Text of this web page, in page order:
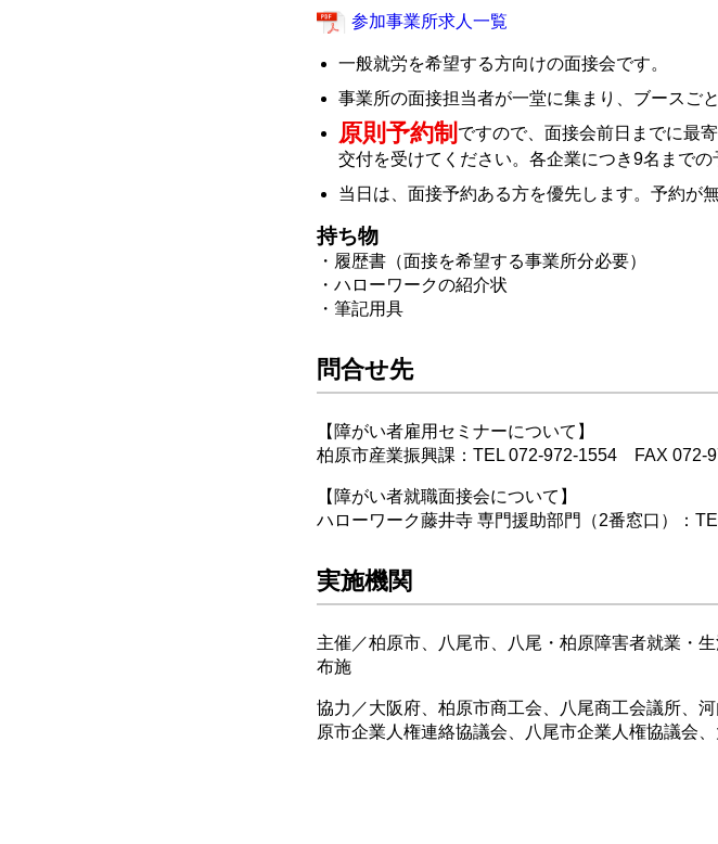
参加事業所求人一覧
一般就労を希望する方向けの面接会です。
事業所の面接担当者が一堂に集まり、ブースご
原則予約制 ですので、面接会前日までに最
交付を受けてください。各企業につき9名までの
当日は、面接予約ある方を優先します。予約が
持ち物
・履歴書 （面接を希望する事業所分必要）
・ハローワークの紹介状
・筆記用具
問合せ先
【障がい者雇用セミナーについて】
柏原市産業振興課：TEL 072-972-1554 FAX 072-
【障がい者就職面接会について】
ハローワーク藤井寺 専門援助部門（2番窓口）：
実施機関
主催／柏原市、八尾市、八尾・柏原障害者就業・
布施
協力／大阪府、柏原市商工会、八尾商工会議所、
原市企業人権連絡協議会、八尾市企業人権協議会